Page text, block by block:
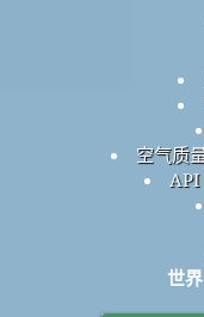
空气质
API
世